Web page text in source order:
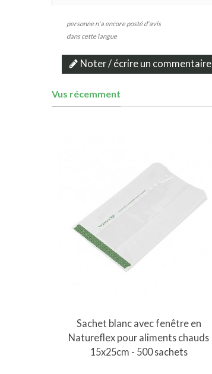
personne n'a encore posté d'avis
dans cette langue
Noter / écrire un commentaire
Vus récemment
Sachet blanc avec fenêtre en
Natureflex pour aliments chauds
15x25cm - 500 sachets